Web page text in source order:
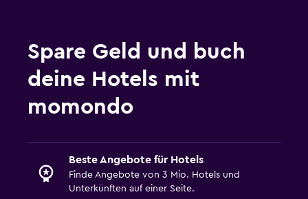
Spare Geld und buch
deine Hotels mit
momondo
Beste Angebote für Hotels
Finde Angebote von 3 Mio. Hotels und
Unterkünften auf einer Seite.